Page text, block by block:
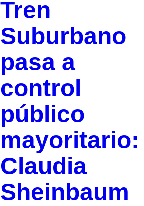
Tren
Suburbano
pasa a
control
público
mayoritario:
Claudia
Sheinbaum